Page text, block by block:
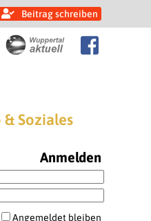
Beitrag schreiben
& Soziales
Anmelden
Angemeldet bleiben